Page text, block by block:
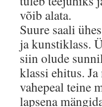
võib alata.
Suure saali
ja kunstiklass.
siin olude
klassi ehitus.
vahepeal teine
lapsena